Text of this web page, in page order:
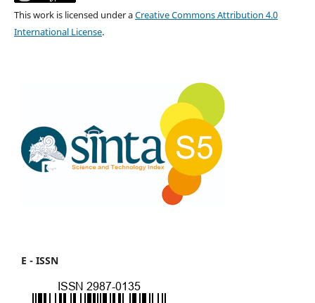
This work is licensed under aCreative Commons Attribution 4.0
International License.
E - ISSN